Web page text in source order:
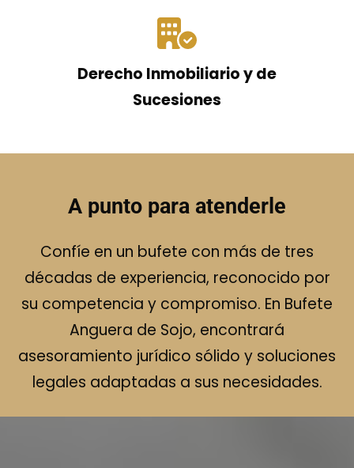
Derecho Inmobiliario y de
Sucesiones
A punto para atenderle
Confíe en un bufete con más de tres
décadas de experiencia, reconocido por
su competencia y compromiso. En Bufete
Anguera de Sojo, encontrará
asesoramiento jurídico sólido y soluciones
legales adaptadas a sus necesidades.